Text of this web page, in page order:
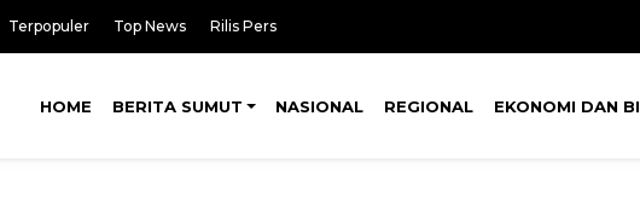
Terpopuler Top News Rilis Pers
HOME BERITA SUMUT NASIONAL REGIONAL EKONOMI DAN